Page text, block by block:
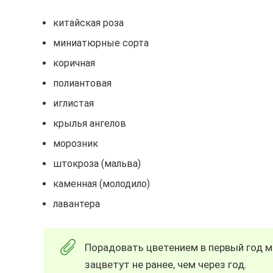
китайская роза
миниатюрные сорта
коричная
полиантовая
иглистая
крылья ангелов
морозник
штокроза (мальва)
каменная (молодило)
лавантера
Порадовать цветением в первый год
зацветут не ранее, чем через год.